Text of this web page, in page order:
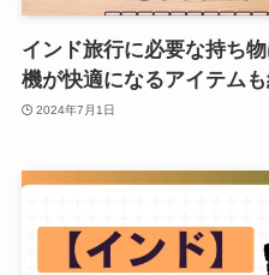
インド旅行に必要な持ち
機が快適になるアイテム
2024年7月1日